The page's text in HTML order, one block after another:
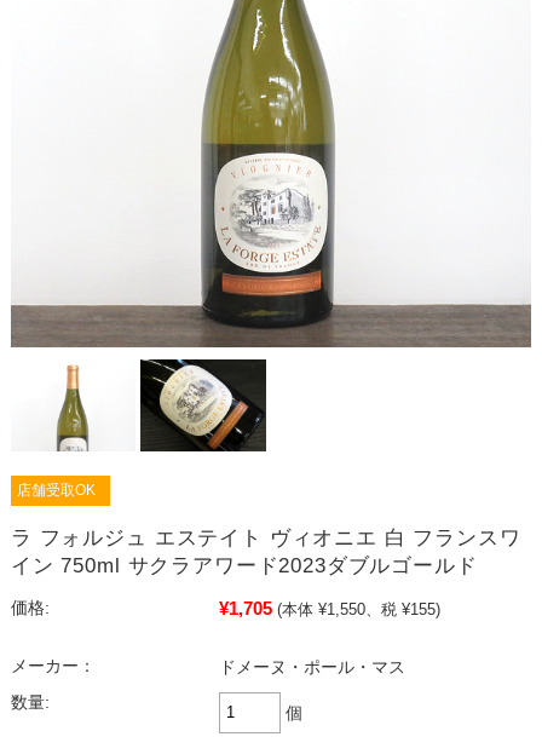
店舗受取OK
ラ フォルジュ エステイト ヴィオニエ 白 フランスワ
イン 750ml サクラアワード2023ダブルゴールド
価格: ¥1,705 (本体 ¥1,550、税 ¥155)
メーカー：
ドメーヌ・ポール・マス
数量:
個